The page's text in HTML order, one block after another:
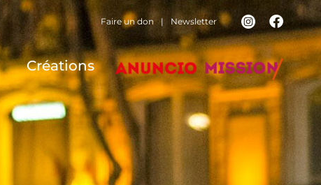
Créations
Faire un don | Newsletter